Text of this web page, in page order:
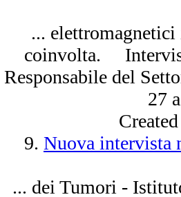
... elettromagnetici
coinvolta.
Responsabile del
27
9. Nuova intervista
... dei Tumori -